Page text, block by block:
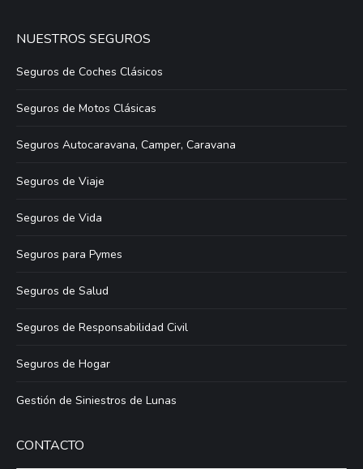
NUESTROS SEGUROS
Seguros de Coches Clásicos
Seguros de Motos Clásicas
Seguros Autocaravana, Camper, Caravana
Seguros de Viaje
Seguros de Vida
Seguros para Pymes
Seguros de Salud
Seguros de Responsabilidad Civil
Seguros de Hogar
Gestión de Siniestros de Lunas
CONTACTO